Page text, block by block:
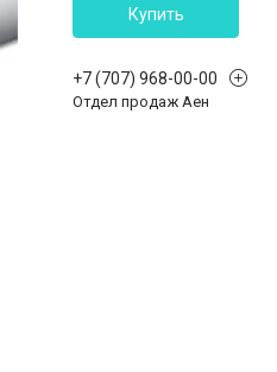
Купить
+7 (707) 968-00-00
Отдел продаж Аен